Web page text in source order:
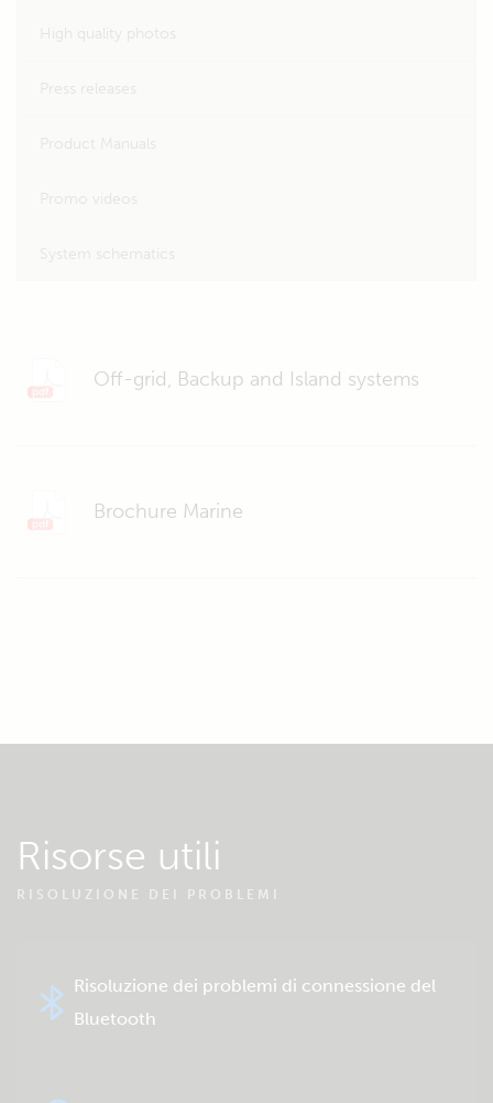
Off-grid, Backup and Island systems
Brochure Marine
Risorse utili
RISOLUZIONE DEI PROBLEMI
Risoluzione dei problemi di connessione del
Bluetooth